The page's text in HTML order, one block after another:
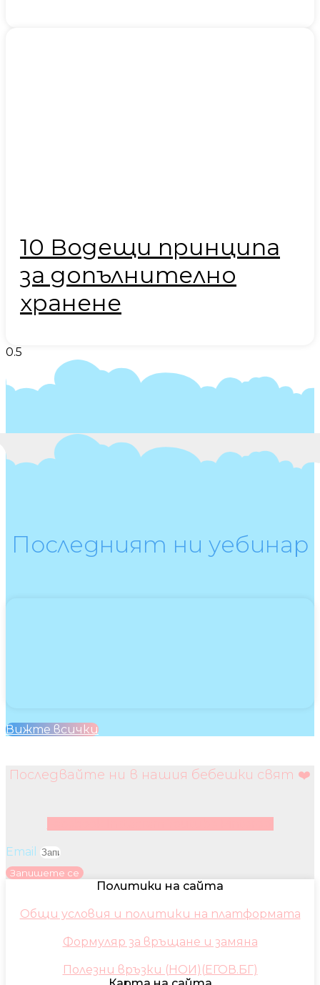
10 Водещи принципа
за допълнително
хранене
Последният ни уебинар
Вижте всички
Последвайте ни в нашия бебешки свят ❤️
Email
Запишете се
Политики на сайта
Общи условия и политики на платформата
Формуляр за връщане и замяна
Полезни връзки (НОИ)(ЕГОВ.БГ)